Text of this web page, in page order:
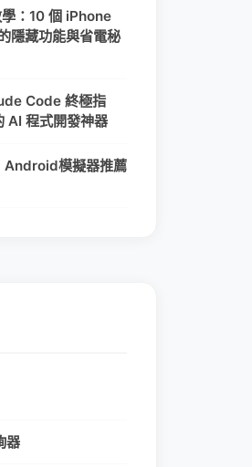
：10 個 iPhone
隱藏功能與省電秘
Code 終極指
AI 程式開發神器
Android模擬器推薦
器